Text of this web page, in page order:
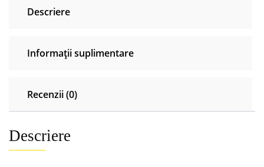
Descriere
Informații suplimentare
Recenzii (0)
Descriere